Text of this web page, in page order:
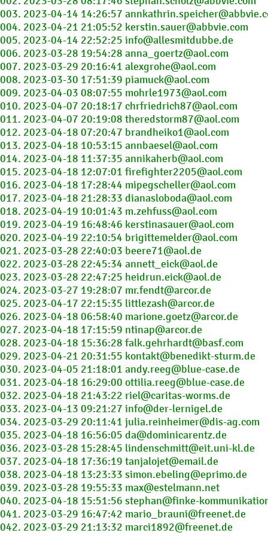
003. 2023-04-14 14:26:57
004. 2023-04-21 21:05:52 kerstin.sauer@abbvie.com
005. 2023-04-14 22:52:25 info@allesmitdubbe.de
006. 2023-03-28 19:54:28 anna_goertz@aol.com
007. 2023-03-29 20:16:41 alexgrohe@aol.com
008. 2023-03-30 17:51:39 piamuck@aol.com
009. 2023-04-03 08:07:55 mohrle1973@aol.com
010. 2023-04-07 20:18:17 chrfriedrich87@aol.com
011. 2023-04-07 20:19:08 theredstorm87@aol.com
012. 2023-04-18 07:20:47 brandheiko1@aol.com
013. 2023-04-18 10:53:15 annbaesel@aol.com
014. 2023-04-18 11:37:35 annikaherb@aol.com
015. 2023-04-18 12:07:01 firefighter2205@aol.com
016. 2023-04-18 17:28:44 mipegscheller@aol.com
017. 2023-04-18 21:28:33 dianasloboda@aol.com
018. 2023-04-19 10:01:43 m.zehfuss@aol.com
019. 2023-04-19 16:48:46 kerstinasauer@aol.com
020. 2023-04-19 22:10:54 brigittemelder@aol.com
021. 2023-03-28 22:40:03 beere71@aol.de
022. 2023-03-28 22:45:34 annett_eick@aol.de
023. 2023-03-28 22:47:25 heidrun.eick@aol.de
024. 2023-03-27 19:28:07 mr.fendt@arcor.de
025. 2023-04-17 22:15:35 littlezash@arcor.de
026. 2023-04-18 06:58:40 marione.goetz@arcor.de
027. 2023-04-18 17:15:59 ntinap@arcor.de
028. 2023-04-18 15:36:28 falk.gehrhardt@basf.com
029. 2023-04-21 20:31:55 kontakt@benedikt-sturm.de
030. 2023-04-05 21:18:01 andy.reeg@blue-case.de
031. 2023-04-18 16:29:00 ottilia.reeg@blue-case.de
032. 2023-04-18 21:43:22 riel@caritas-worms.de
033. 2023-04-13 09:21:27 info@der-lernigel.de
034. 2023-03-29 20:11:41 julia.reinheimer@dis-ag.com
035. 2023-04-18 16:56:05 da@dominicarentz.de
036. 2023-03-28 15:28:45 lindenschmitt@eit.uni-kl.de
037. 2023-04-18 17:36:19 tanjalojet@email.de
038. 2023-04-18 13:23:33 simon.ebeling@eprimo.de
039. 2023-03-28 19:55:33 max@estelmann.net
040. 2023-04-18 15:51:56 stephan@finke-
041. 2023-03-29 16:47:42 mario_brauni@freenet.de
042. 2023-03-29 21:13:32 marci1892@freenet.de